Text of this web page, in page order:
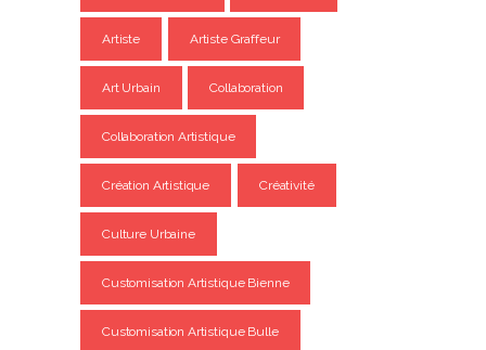
Artiste Artiste Graffeur
Art Urbain Collaboration
Collaboration Artistique
Création Artistique Créativité
Culture Urbaine
Customisation Artistique Bienne
Customisation Artistique Bulle